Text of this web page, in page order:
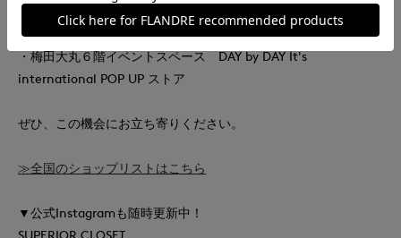
・盛岡川徳1階店内案内所前特設会場 DAY by DAY It's
international POP UP ストア
・梅田大丸６階イベントスペース DAY by DAY It's
international POP UP ストア
ぜひ、この機会にお立ち寄りください。
≫全国のショップリストはこちら
▼公式Instagramも随時更新中！